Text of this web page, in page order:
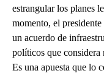
estrangular los planes
momento, el
un acuerdo de
políticos que considera
Es una apuesta que lo